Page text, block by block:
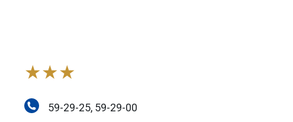
★★★
59-29-25, 59-29-00